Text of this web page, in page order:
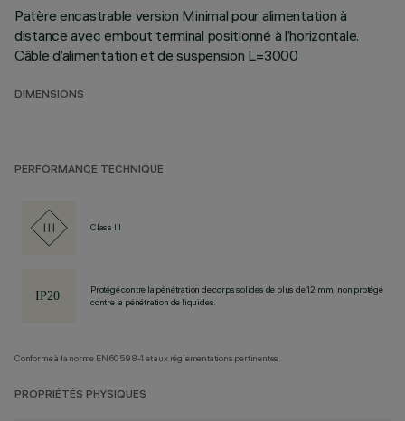
Patère encastrable version Minimal pour alimentation à
distance avec embout terminal positionné à l’horizontale.
Câble d’alimentation et de suspension L=3000
DIMENSIONS
PERFORMANCE TECHNIQUE
Class III
Protégé contre la pénétration de corps solides de plus de 12 mm, non protégé
contre la pénétration de liquides.
Conforme à la norme EN60598-1 et aux réglementations pertinentes.
PROPRIÉTÉS PHYSIQUES